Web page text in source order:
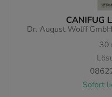
CANIFUG
Dr. August Wolff
30
Sofort